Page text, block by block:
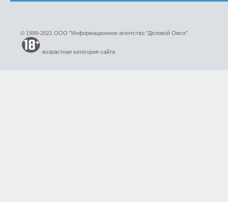
© 1999-2021 ООО "Информационное агентство "Деловой Омск"
возрастная категория сайта